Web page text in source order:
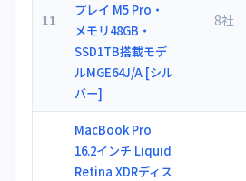
11
プレイ M5 Pro・
メモリ48GB・
SSD1TB搭載モデ
ルMGE64J/A [シル
バー]
8社
MacBook Pro
16.2インチ Liquid
Retina XDRディス